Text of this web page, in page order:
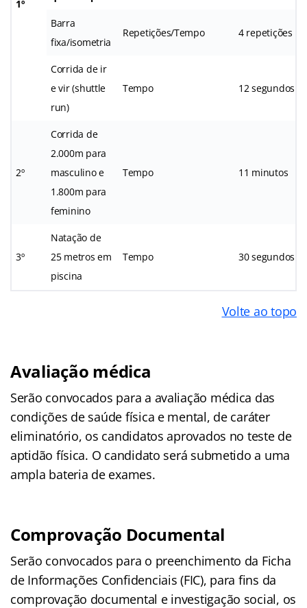
1º
Barra
fixa/isometria
Repetições/Tempo 4 repetições
Corrida de ir
e vir (shuttle
run)
Tempo 12 segundos
2º
Corrida de
2.000m para
masculino e
1.800m para
feminino
Tempo 11 minutos
3º
Natação de
25 metros em
piscina
Tempo 30 segundos
Volte ao topo
Avaliação médica
Serão convocados para a avaliação médica das
condições de saúde física e mental, de caráter
eliminatório, os candidatos aprovados no teste de
aptidão física. O candidato será submetido a uma
ampla bateria de exames.
Comprovação Documental
Serão convocados para o preenchimento da Ficha
de Informações Confidenciais (FIC), para fins da
comprovação documental e investigação social, os